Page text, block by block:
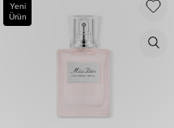
Yeni
Ürün